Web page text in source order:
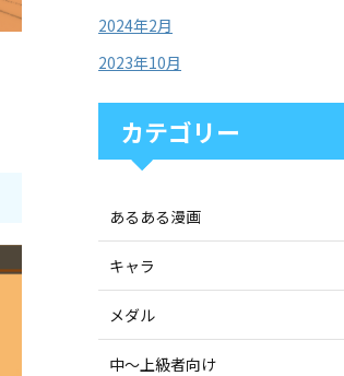
2024年2月
2023年10月
カテゴリー
あるある漫画
キャラ
メダル
中〜上級者向け